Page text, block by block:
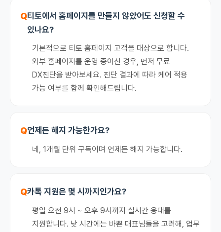
Q티토에서 홈페이지를 만들지 않았어도 신청할 수
있나요?
기본적으로 티토 홈페이지 고객을 대상으로 합니다.
외부 홈페이지를 운영 중이신 경우, 먼저 무료
DX진단을 받아보세요. 진단 결과에 따라 케어 적용
가능 여부를 함께 확인해드립니다.
Q언제든 해지 가능한가요?
네, 1개월 단위 구독이며 언제든 해지 가능합니다.
Q카톡 지원은 몇 시까지인가요?
평일 오전 9시 ~ 오후 9시까지 실시간 응대를
지원합니다. 낮 시간에는 바쁜 대표님들을 고려해, 업무